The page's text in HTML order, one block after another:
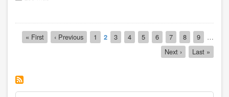
Y
AVANCES
EN
Paginación
Primera
página
« First
Página
anterior
‹ Previous Página
1
Página
actual
2 Página
3 Página
4 Página
5 Página
6 Página
7 Página
8 Página
9
…
Siguiente
página
Next ›
Última
página
Last »